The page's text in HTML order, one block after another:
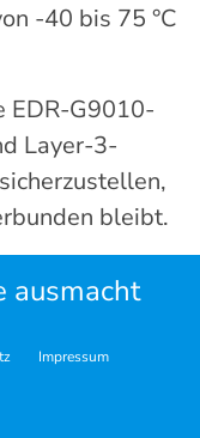
-40 bis 75 °C
EDR-G9010-
Layer-3-
bleibt.
ausmacht
Impressum